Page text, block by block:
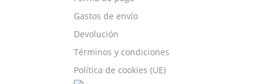
Gastos de envío
Devolución
Términos y condiciones
Política de cookies (UE)